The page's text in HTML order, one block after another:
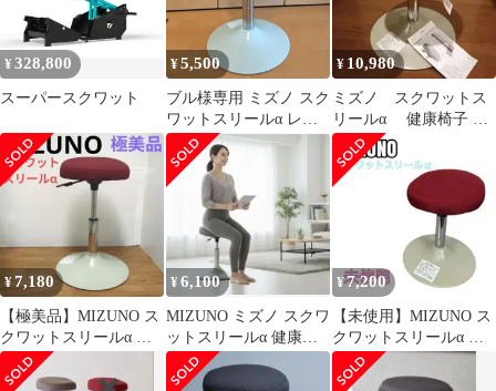
¥328,800
スーパースクワット
¥5,500
ブル様専用 ミズノ スク
ワットスリールα レッ
ド レバー付き 美品
¥ 10,980
ミズノ スクワットス
リールα 健康椅子 ト
レーニングチェア エク
ササイズ 新品
¥7,180
【極美品】MIZUNO ス
クワットスリールα レ
ッド
¥6,100
MIZUNO ミズノ スクワ
ットスリールα 健康器
具 トレーニング ながら
運動
¥7,200
【未使用】MIZUNO ス
クワットスリールα タ
グ付き